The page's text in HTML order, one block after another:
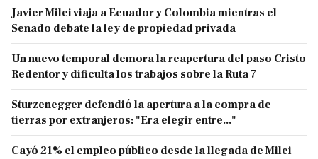
Javier Milei viaja a Ecuador y Colombia mientras el
Senado debate la ley de propiedad privada
Un nuevo temporal demora la reapertura del paso Cristo
Redentor y dificulta los trabajos sobre la Ruta 7
Sturzenegger defendió la apertura a la compra de
tierras por extranjeros: "Era elegir entre..."
Cayó 21% el empleo público desde la llegada de Milei